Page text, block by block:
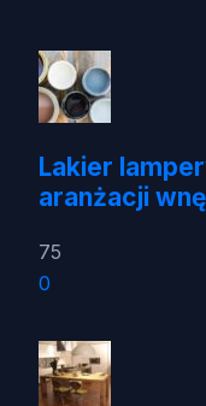
Lakier
aranżacji
75
0